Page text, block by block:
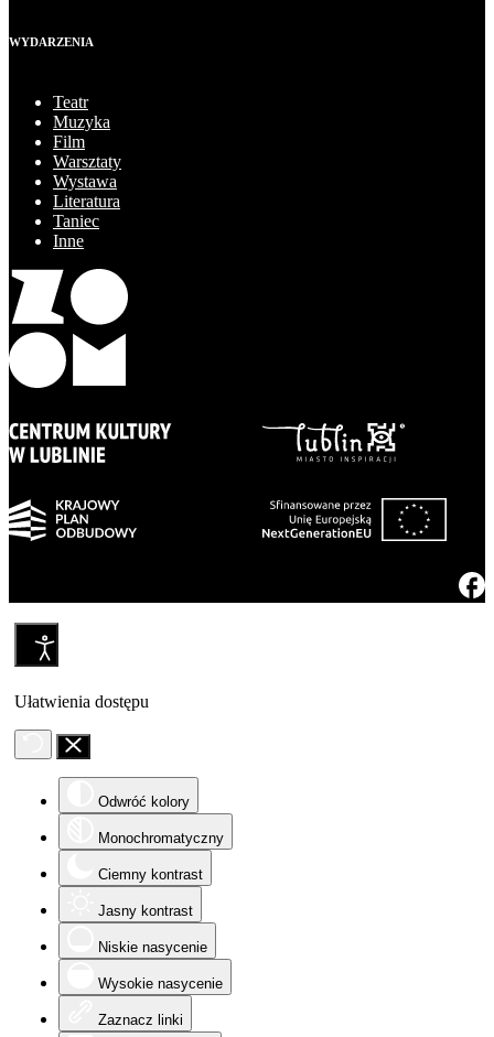
WYDARZENIA
Teatr
Muzyka
Film
Warsztaty
Wystawa
Literatura
Taniec
Inne
Ułatwienia dostępu
Odwróć kolory
Monochromatyczny
Ciemny kontrast
Jasny kontrast
Niskie nasycenie
Wysokie nasycenie
Zaznacz linki